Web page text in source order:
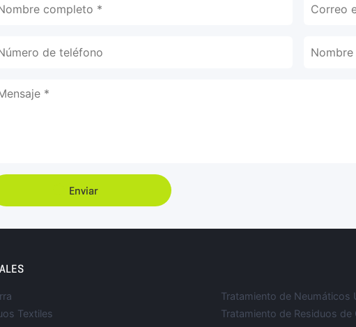
Enviar
Tratamiento de Neumáticos
Textiles
Tratamiento de Residuos